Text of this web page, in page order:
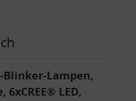
Blinker-Lampen,
6xCREE® LED,